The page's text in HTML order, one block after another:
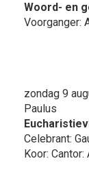
Woord- en
Voorganger:
zondag 9
Paulus
Celebrant:
Koor: